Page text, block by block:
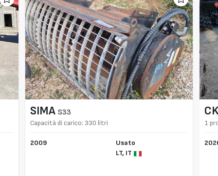
SIMA S33
Capacità di carico: 330 litri
2009
Usato
LT, IT
1